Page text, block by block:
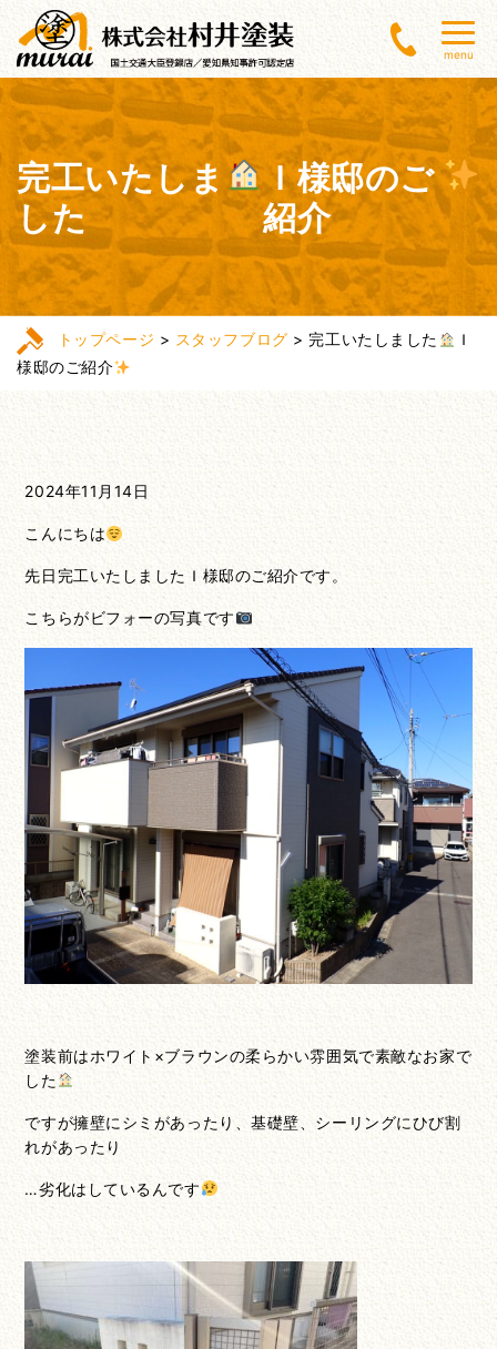
menu
完工いたしま
した
Ｉ様邸のご
紹介
トップページ > スタッフブログ > 完工いたしました
Ｉ
様邸のご紹介
2024年11月14日
こんにちは
先日完工いたしましたＩ様邸のご紹介です。
こちらがビフォーの写真です
塗装前はホワイト×ブラウンの柔らかい雰囲気で素敵なお家で
した
ですが擁壁にシミがあったり、基礎壁、シーリングにひび割
れがあったり
…劣化はしているんです